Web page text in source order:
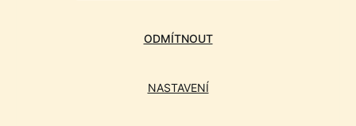
NASTAVENÍ
ODMÍTNOUT